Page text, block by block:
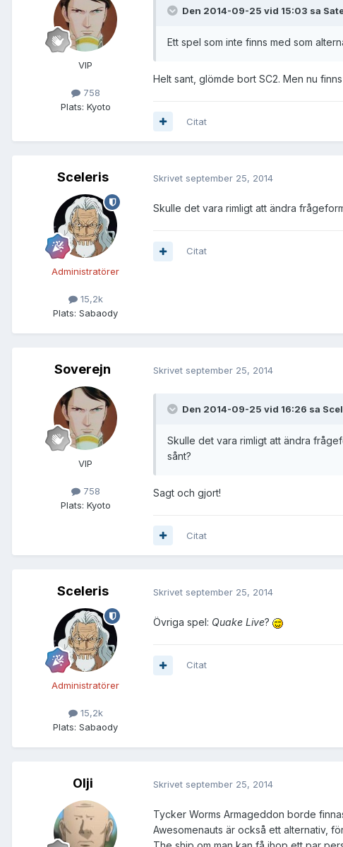
VIP
758
Plats: Kyoto
Den 2014-09-25 vid 15:03 sa
Ett spel som inte finns med som
Helt sant, glömde bort SC2. Men nu
Citat
Sceleris
Administratörer
15,2k
Plats: Sabaody
Skrivet september 25, 2014
Skulle det vara rimligt att ändra
Citat
Soverejn
VIP
758
Plats: Kyoto
Skrivet september 25, 2014
Den 2014-09-25 vid 16:26 sa
Skulle det vara rimligt att ändra
sånt?
Sagt och gjort!
Citat
Sceleris
Administratörer
15,2k
Plats: Sabaody
Skrivet september 25, 2014
Övriga spel: Quake Live?
Citat
Olji Skrivet september 25, 2014
Tycker Worms Armageddon borde
Awesomenauts är också ett alternativ,